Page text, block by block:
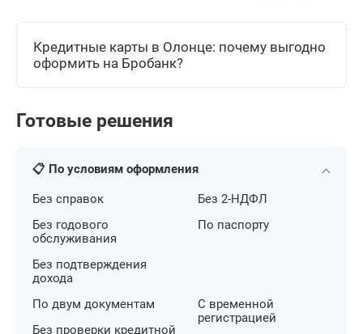
Кредитные карты в Олонце: почему выгодно
оформить на Бробанк?
Готовые решения
📋 По условиям оформления
Без справок
Без годового
обслуживания
Без подтверждения
дохода
Без 2-НДФЛ
По паспорту
По двум документам
Без проверки кредитной
С временной
регистрацией